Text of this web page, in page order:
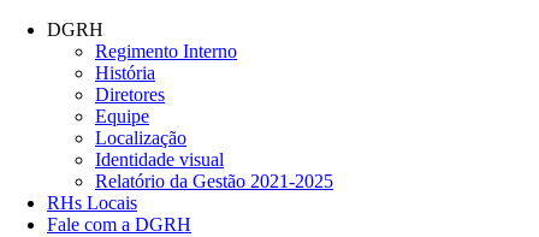
Conteúdo principal
DGRH
Regimento Interno
História
Diretores
Equipe
Localização
Identidade visual
Relatório da Gestão 2021-2025
RHs Locais
Fale com a DGRH